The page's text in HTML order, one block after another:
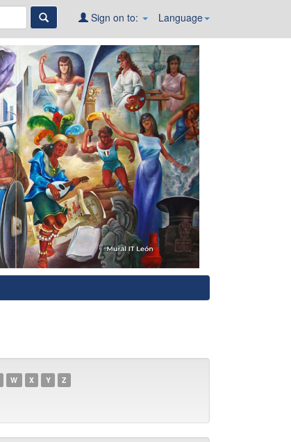
Language
Sign on to:
W X Y Z